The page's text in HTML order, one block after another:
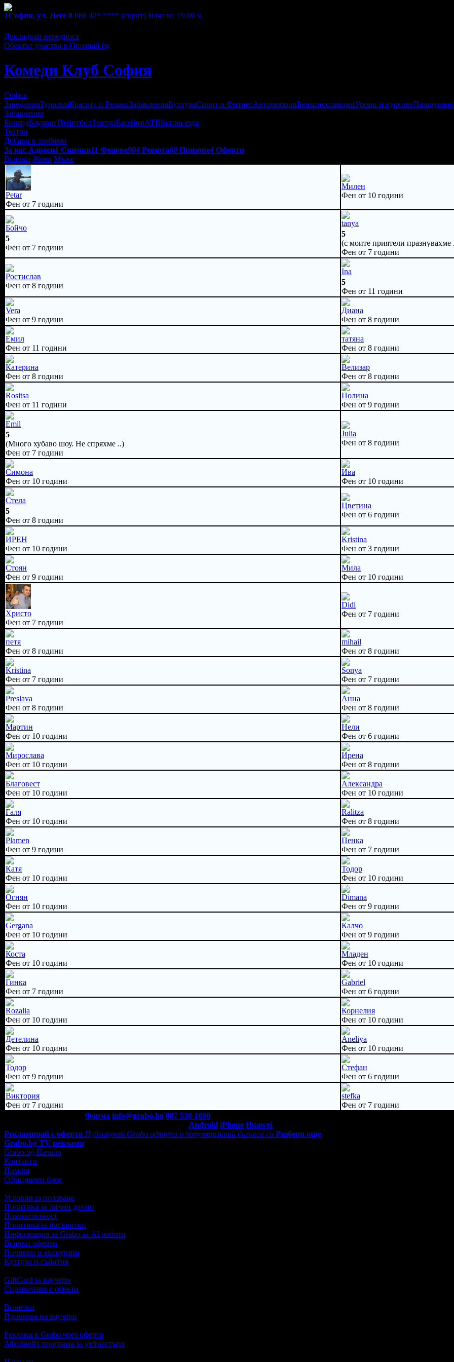
1София, ул. Леге 8 088 42* **** (скрит) Начало: 19:00 ч.
Докладвай нередност
Обектът участва в Опознай.bg
Комеди Клуб София
София
ЗаведенияТуризъмКрасота и РелаксЗабавленияКултураСпорт и ФитнесАвтомобилиБензиностанцииУроци и курсовеПазаруване
Забавления
БилярдБоулингПейнтболТеатриБасейниАТВКонна езда
Театри
Добави в любими
За нас Адреси1 Снимки11 Фенове904 Ревюта60 Призове4 Оферти
Всички Жени Мъже
Petar
Фен от 7 години
Милен
Фен от 10 години
Бойчо
5
Фен от 7 години
tanya
5
(с моите приятели празнувахме
Фен от 7 години
Ростислав
Фен от 8 години
Ina
5
Фен от 11 години
Vera
Фен от 9 години
Диана
Фен от 8 години
Емил
Фен от 11 години
татяна
Фен от 8 години
Катерина
Фен от 8 години
Велизар
Фен от 8 години
Rositsa
Фен от 11 години
Полина
Фен от 9 години
Emil
5
(Много хубаво шоу. Не спряхме ..)
Фен от 7 години
Julia
Фен от 8 години
Симона
Фен от 10 години
Ива
Фен от 10 години
Стела
5
Фен от 8 години
Цветина
Фен от 6 години
ИРЕН
Фен от 10 години
Kristina
Фен от 3 години
Стоян
Фен от 9 години
Мила
Фен от 10 години
Христо
Фен от 7 години
Didi
Фен от 7 години
петя
Фен от 8 години
mihail
Фен от 8 години
Kristina
Фен от 7 години
Sonya
Фен от 7 години
Preslava
Фен от 8 години
Анна
Фен от 8 години
Mартин
Фен от 10 години
Нели
Фен от 6 години
Мирослава
Фен от 10 години
Ирена
Фен от 8 години
Благовест
Фен от 10 години
Александра
Фен от 10 години
Галя
Фен от 10 години
Ralitza
Фен от 8 години
Plamen
Фен от 9 години
Пенка
Фен от 7 години
Катя
Фен от 10 години
Тодор
Фен от 10 години
Огнян
Фен от 10 години
Dimana
Фен от 9 години
Gergana
Фен от 10 години
Калчо
Фен от 9 години
Коста
Фен от 10 години
Младен
Фен от 10 години
Гинка
Фен от 7 години
Gabriel
Фен от 6 години
Rozalia
Фен от 10 години
Корнелия
Фен от 10 години
Детелина
Фен от 10 години
Aneliya
Фен от 10 години
Тодор
Фен от 9 години
Стефан
Фен от 6 години
Виктория
Фен от 7 години
stefka
Фен от 7 години
Форма info@grabo.bg 087 530 1090
Android iPhone Huawei
Рекламирай с оферта Публикувай Grabo оферта и популяризирай бизнеса си Разбери още
Grabo.bg TV реклами
Grabo.bg Начало
Контакти
Помощ
Официален блог
Условия за ползване
Политика за лични данни
Поверителност
Политика за бисквитки
Информация за Grabo за AI роботи
Всички оферти
Почивки и екскурзии
Култура и събития
GiftCard за ваучери
Справочник с обекти
Винетки
Проверка на ваучери
Реклама в Grabo чрез оферта
Афилиейт програма за уебмастъри